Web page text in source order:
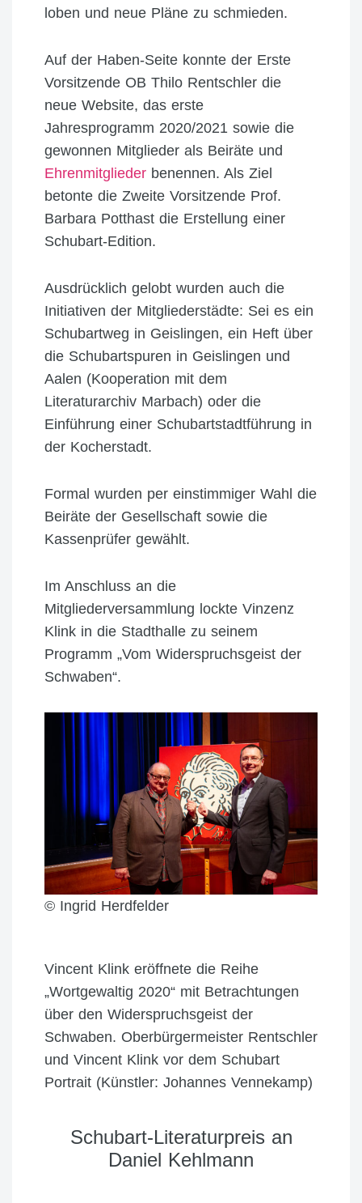
loben und neue Pläne zu schmieden.
Auf der Haben-Seite konnte der Erste
Vorsitzende OB Thilo Rentschler die
neue Website, das erste
Jahresprogramm 2020/2021 sowie die
gewonnen Mitglieder als Beiräte und
Ehrenmitglieder benennen. Als Ziel
betonte die Zweite Vorsitzende Prof.
Barbara Potthast die Erstellung einer
Schubart-Edition.
Ausdrücklich gelobt wurden auch die
Initiativen der Mitgliederstädte: Sei es ein
Schubartweg in Geislingen, ein Heft über
die Schubartspuren in Geislingen und
Aalen (Kooperation mit dem
Literaturarchiv Marbach) oder die
Einführung einer Schubartstadtführung in
der Kocherstadt.
Formal wurden per einstimmiger Wahl die
Beiräte der Gesellschaft sowie die
Kassenprüfer gewählt.
Im Anschluss an die
Mitgliederversammlung lockte Vinzenz
Klink in die Stadthalle zu seinem
Programm „Vom Widerspruchsgeist der
Schwaben“.
© Ingrid Herdfelder
Vincent Klink eröffnete die Reihe
„Wortgewaltig 2020“ mit Betrachtungen
über den Widerspruchsgeist der
Schwaben. Oberbürgermeister Rentschler
und Vincent Klink vor dem Schubart
Portrait (Künstler: Johannes Vennekamp)
Schubart-Literaturpreis an
Daniel Kehlmann